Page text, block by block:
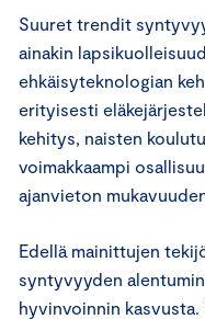
Suuret trendit
ainakin
ehkäisyteknologian
erityisesti
kehitys, naisten
voimakkaampi
ajanvieton
Edellä mainittujen
syntyvyyden
hyvinvoinnin